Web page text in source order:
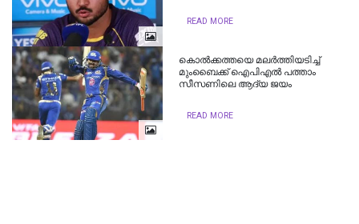
READ MORE
കൊല്‍ക്കത്തയെ മലര്‍ത്തിയടിച്ച്‌
മുംബൈക്ക് ഐപിഎല്‍ പത്താം
സീസണിലെ ആദ്യ ജയം
READ MORE